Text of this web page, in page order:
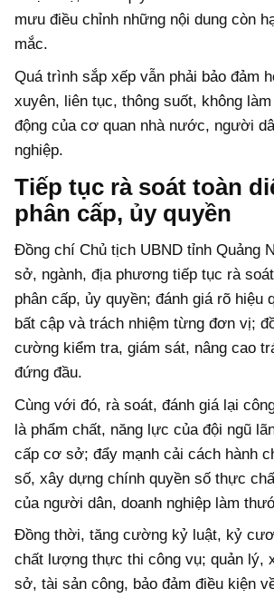
mưu điều chỉnh những nội dung còn
mắc.
Quá trình sắp xếp vẫn phải bảo đảm
xuyên, liên tục, thông suốt, không
động của cơ quan nhà nước, người
nghiệp.
Tiếp tục rà soát toàn
phân cấp, ủy quyền
Đồng chí Chủ tịch UBND tỉnh Quảng
sở, ngành, địa phương tiếp tục rà
phân cấp, ủy quyền; đánh giá rõ hiệu
bất cập và trách nhiệm từng đơn vị;
cường kiểm tra, giám sát, nâng cao
đứng đầu.
Cùng với đó, rà soát, đánh giá lại
là phẩm chất, năng lực của đội ngũ
cấp cơ sở; đẩy mạnh cải cách hành
số, xây dựng chính quyền số thực
của người dân, doanh nghiệp làm
Đồng thời, tăng cường kỷ luật, kỷ
chất lượng thực thi công vụ; quản lý,
sở, tài sản công, bảo đảm điều kiện